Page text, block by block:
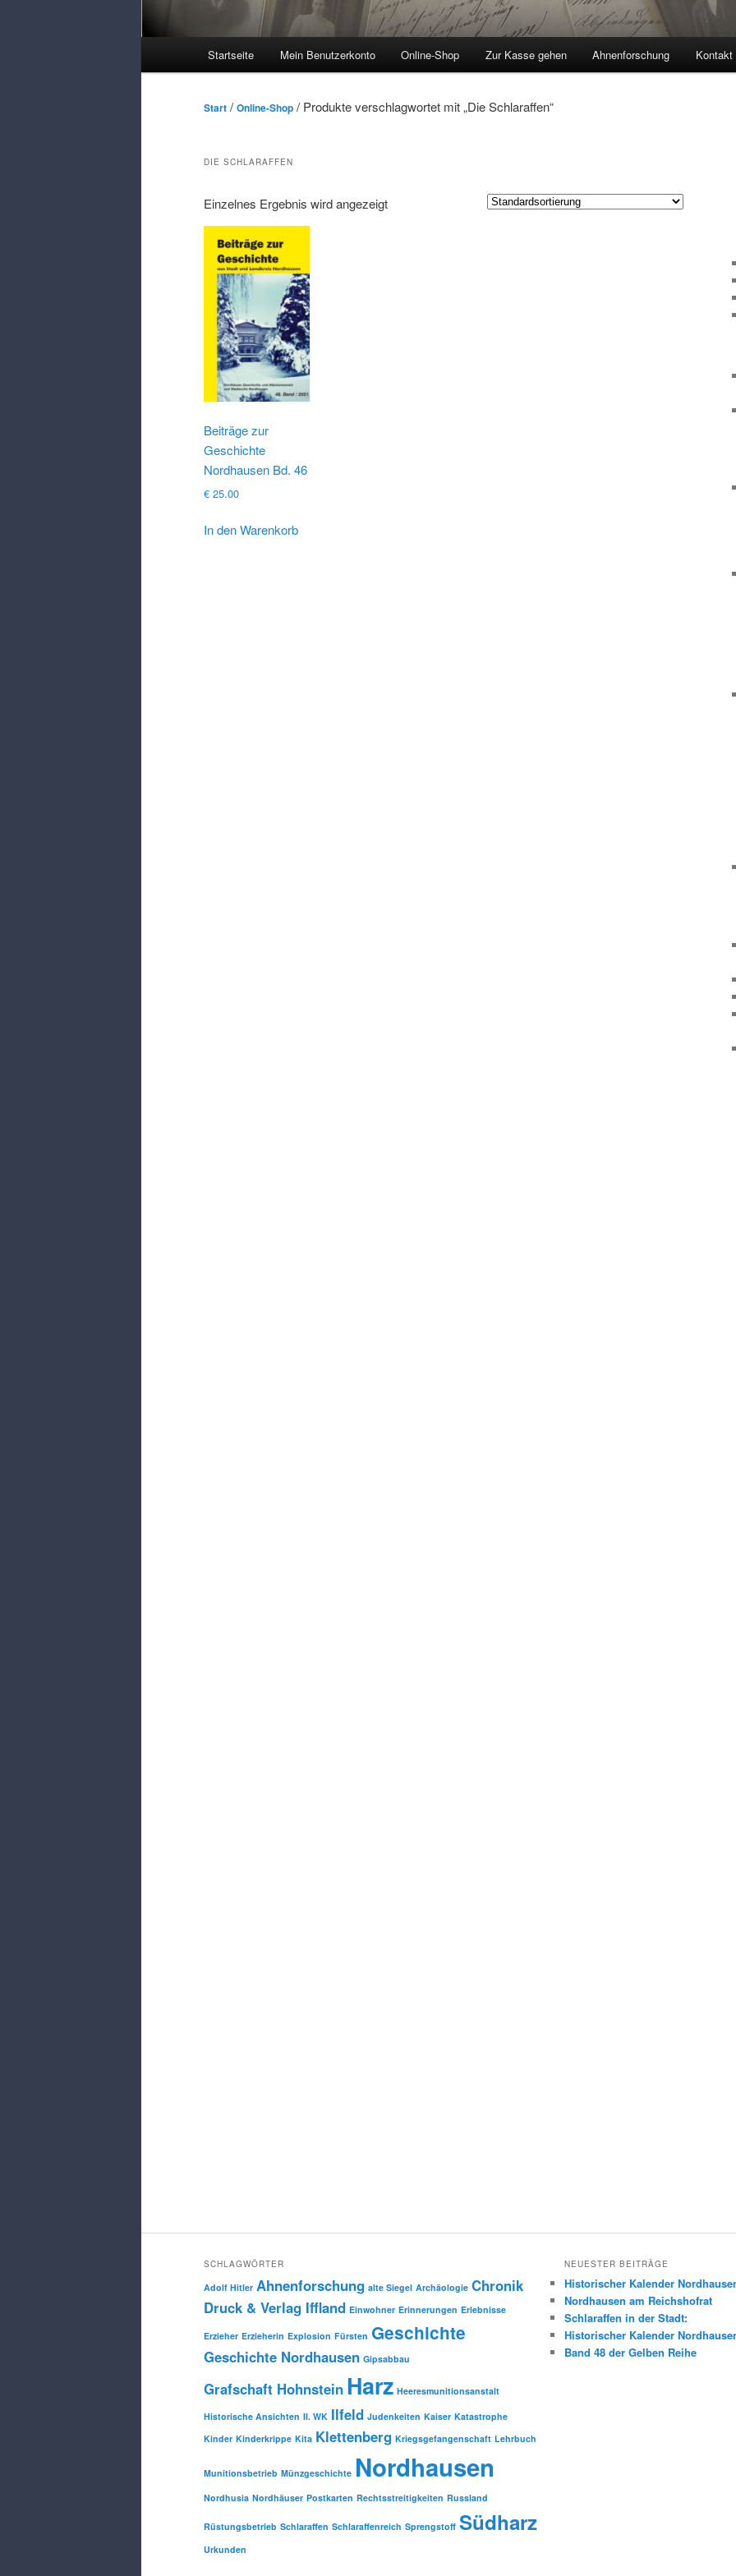
Startseite Mein Benutzerkonto Online-Shop Zur Kasse gehen Ahnenforschung Kontakt
Start / Online-Shop / Produkte verschlagwortet mit „Die Schlaraffen“
DIE SCHLARAFFEN
Einzelnes Ergebnis wird angezeigt
Beiträge zur
Geschichte
Nordhausen Bd. 46
€ 25.00
In den Warenkorb
SCHLAGWÖRTER
Adolf Hitler Ahnenforschung alte Siegel Archäologie Chronik
Druck & Verlag Iffland Einwohner Erinnerungen Erlebnisse
Erzieher Erzieherin Explosion Fürsten Geschichte
Geschichte Nordhausen Gipsabbau
Grafschaft Hohnstein Harz Heeresmunitionsanstalt
Historische Ansichten II. WK Ilfeld Judenkeiten Kaiser Katastrophe
Kinder Kinderkrippe Kita Klettenberg Kriegsgefangenschaft Lehrbuch
Munitionsbetrieb Münzgeschichte Nordhausen
Nordhusia Nordhäuser Postkarten Rechtsstreitigkeiten Russland
Rüstungsbetrieb Schlaraffen Schlaraffenreich Sprengstoff Südharz
Urkunden
NEUESTER BEITRÄGE
Historischer Kalender
Nordhausen am Reichshofrat
Schlaraffen in der Stadt:
Historischer Kalender
Band 48 der Gelben Reihe